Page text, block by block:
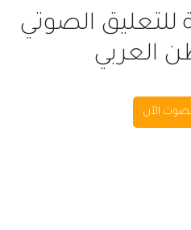
للتعليق الصوتي
العربي
الآن